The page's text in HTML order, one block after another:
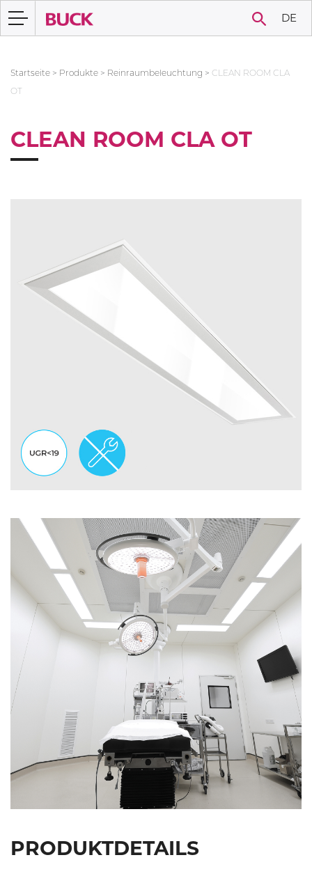
DE
Startseite > Produkte > Reinraumbeleuchtung > CLEAN ROOM CLA
OT
CLEAN ROOM CLA OT
PRODUKTDETAILS